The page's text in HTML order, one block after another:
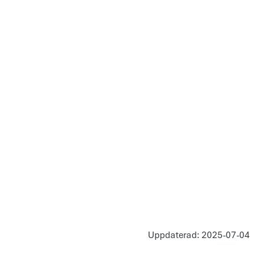
Uppdaterad: 2025-07-04